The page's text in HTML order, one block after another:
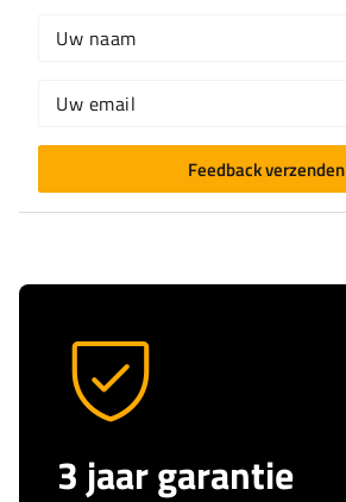
Uw naam
Uw email
Feedback verzenden
3 jaar garantie